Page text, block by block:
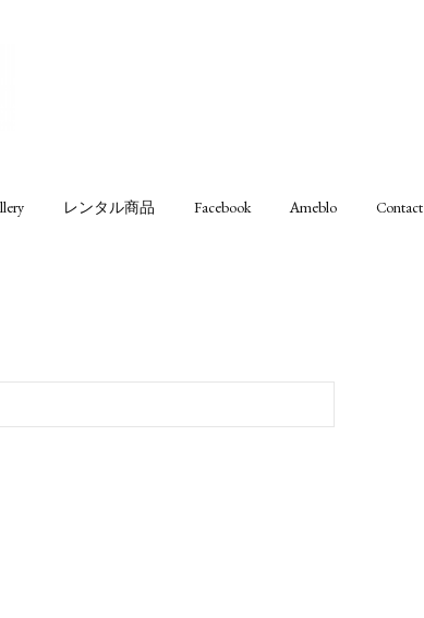
レンタル商品 Facebook Ameblo Contact